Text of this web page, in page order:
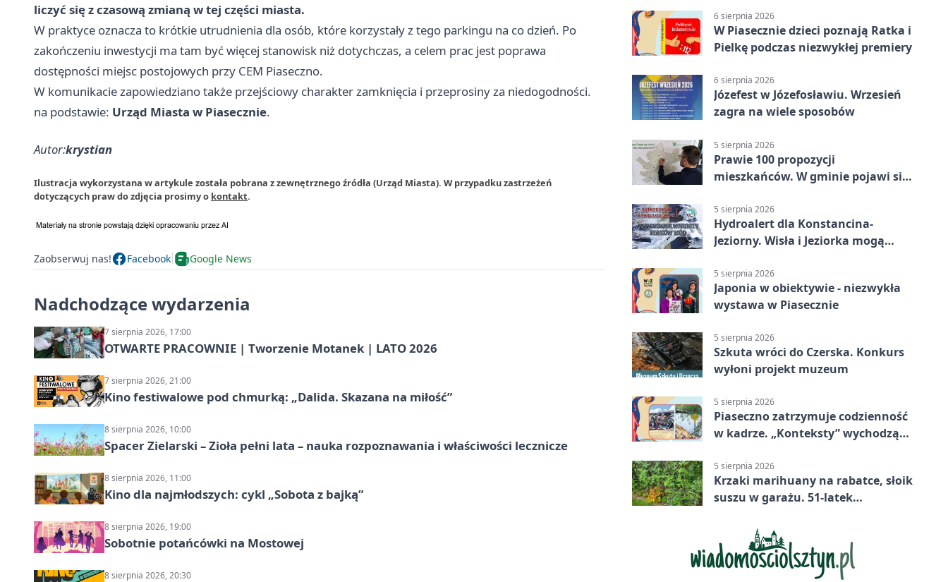
liczyć się z czasową zmianą w tej części miasta.
W praktyce oznacza to krótkie utrudnienia dla osób, które korzystały z tego parkingu na co dzień. Po
zakończeniu inwestycji ma tam być więcej stanowisk niż dotychczas, a celem prac jest poprawa
dostępności miejsc postojowych przy CEM Piaseczno.
W komunikacie zapowiedziano także przejściowy charakter zamknięcia i przeprosiny za niedogodności.
na podstawie: Urząd Miasta w Piasecznie.
Autor:krystian
Ilustracja wykorzystana w artykule została pobrana z zewnętrznego źródła (Urząd Miasta). W przypadku zastrzeżeń
dotyczących praw do zdjęcia prosimy o kontakt.
Zaobserwuj nas! Facebook Google News
Nadchodzące wydarzenia
7 sierpnia 2026, 17:00
OTWARTE PRACOWNIE | Tworzenie Motanek | LATO 2026
7 sierpnia 2026, 21:00
Kino festiwalowe pod chmurką: „Dalida. Skazana na miłość”
8 sierpnia 2026, 10:00
Spacer Zielarski – Zioła pełni lata – nauka rozpoznawania i właściwości lecznicze
8 sierpnia 2026, 11:00
Kino dla najmłodszych: cykl „Sobota z bajką”
8 sierpnia 2026, 19:00
Sobotnie potańcówki na Mostowej
8 sierpnia 2026, 20:30
6 sierpnia 2026
W Piasecznie dzieci poznają Ratka i
Pielkę podczas niezwykłej premiery
6 sierpnia 2026
Józefest w Józefosławiu. Wrzesień
zagra na wiele sposobów
5 sierpnia 2026
Prawie 100 propozycji
mieszkańców. W gminie pojawi się
5 sierpnia 2026
Hydroalert dla Konstancina-
Jeziorny. Wisła i Jeziorka mogą
5 sierpnia 2026
Japonia w obiektywie - niezwykła
wystawa w Piasecznie
5 sierpnia 2026
Szkuta wróci do Czerska. Konkurs
wyłoni projekt muzeum
5 sierpnia 2026
Piaseczno zatrzymuje codzienność
w kadrze. „Konteksty” wychodzą
5 sierpnia 2026
Krzaki marihuany na rabatce, słoik
suszu w garażu. 51-latek